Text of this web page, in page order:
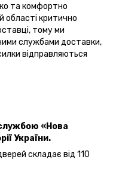
та комфортно
області критично
тому ми
службами доставки,
відправляються
«Нова
України.
складає від 110